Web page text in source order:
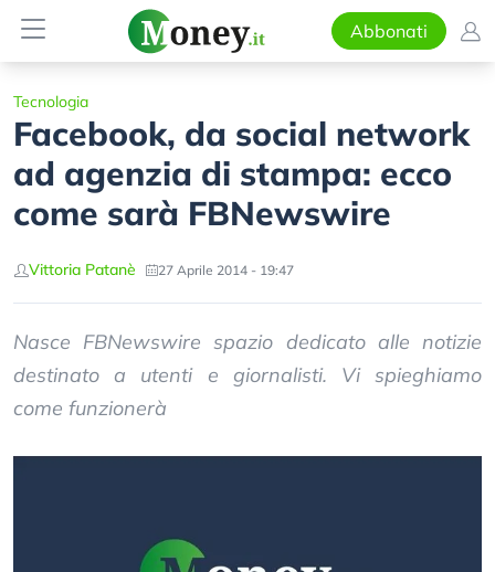
Abbonati
Tecnologia
Facebook, da social network
ad agenzia di stampa: ecco
come sarà FBNewswire
Vittoria Patanè 27 Aprile 2014 - 19:47
Nasce FBNewswire spazio dedicato alle notizie
destinato a utenti e giornalisti. Vi spieghiamo
come funzionerà